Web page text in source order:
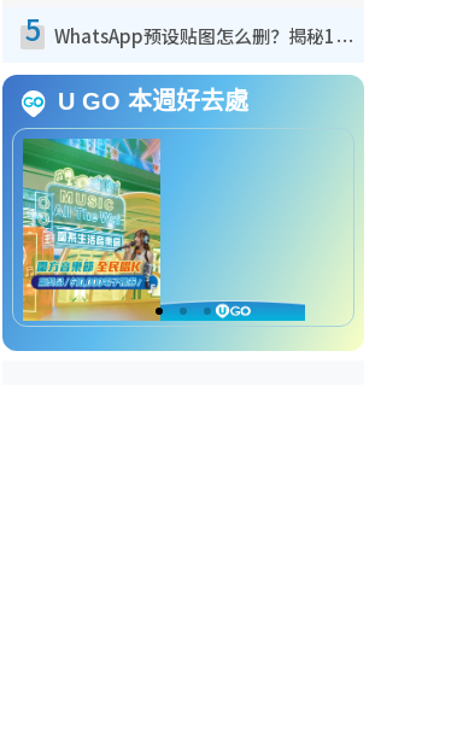
5 WhatsApp预设贴图怎么删？揭秘1招“反向操作”还原简洁界面 附3步实测教程
U GO 本週好去處